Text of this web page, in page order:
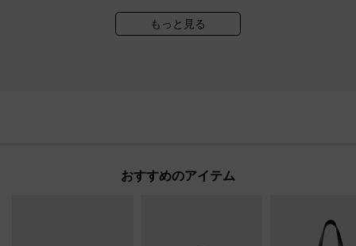
もっと見る
おすすめのアイテム